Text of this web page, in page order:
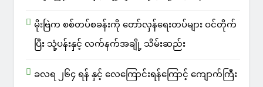
မိုးဗြဲက စစ်တပ်စခန်းကို တော်လှန်ရေးတပ်များ ဝင်တိုက်
ပြီး သုံ့ပန်းနှင့် လက်နက်အချို့ သိမ်းဆည်း
ခလရ ၂၆၄ ရန် နှင့် လေကြောင်းရန်ကြောင့် ကျောက်ကြီး